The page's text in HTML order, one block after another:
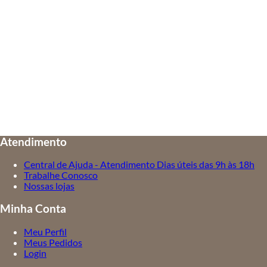
Atendimento
Central de Ajuda - Atendimento Dias úteis das 9h às 18h
Trabalhe Conosco
Nossas lojas
Minha Conta
Meu Perfil
Meus Pedidos
Login